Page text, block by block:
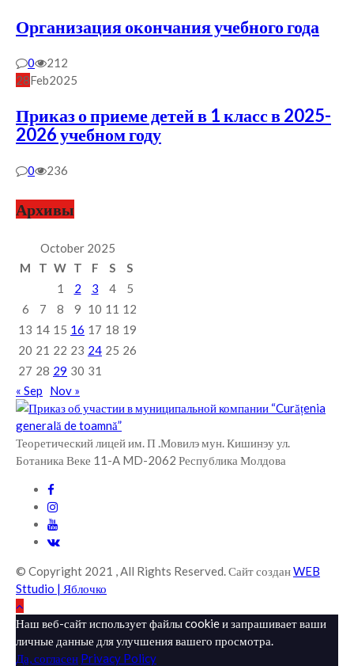
Организация окончания учебного года
0
212
28Feb2025
Приказ о приеме детей в 1 класс в 2025-
2026 учебном году
0 236
Архивы
October 2025
M
T W T F S
S
1
2 3 4
5
6
7 8 9 10 11 12
13 14 15 16 17 18 19
20 21 22 23 24 25 26
27 28 29 30 31
« Sep
Nov »
Теоретический лицей им. П .Мовилэ мун. Кишинэу ул.
Ботаника Веке 11-A MD-2062 Республика Молдова
© Copyright 2021 , All Rights Reserved. Сайт созданWEB
Sttudio | Яблочко
Наш веб-сайт использует файлы cookie и запрашивает ваши
личные данные для улучшения вашего просмотра.
Да, согласен Privacy Policy